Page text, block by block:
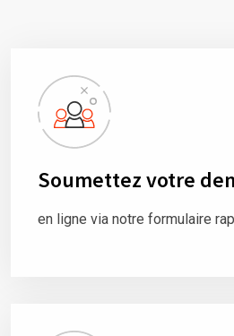
Soumettez votre
en ligne via notre formulaire